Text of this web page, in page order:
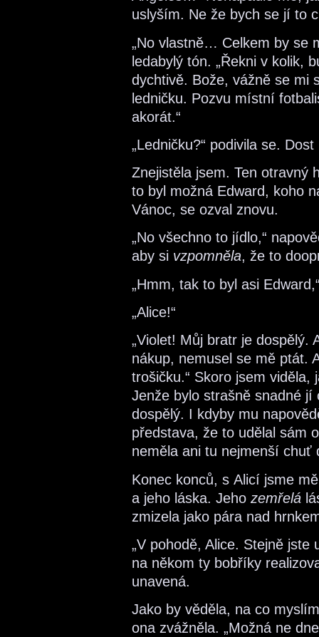
uslyším. Ne že bych se jí to
„No vlastně… Celkem by se
ledabylý tón. „Řekni v kolik,
dychtivě. Bože, vážně se mi
ledničku. Pozvu místní
akorát.“
„Ledničku?“ podivila se.
Znejistěla jsem. Ten otravný
to byl možná Edward, koho
Vánoc, se ozval znovu.
„No všechno to jídlo,“
aby si vzpomněla, že to
„Hmm, tak to byl asi
„Alice!“
„Violet! Můj bratr je dospělý.
nákup, nemusel se mě ptát.
trošičku.“ Skoro jsem
Jenže bylo strašně snadné
dospělý. I kdyby mu
představa, že to udělal sám
neměla ani tu nejmenší chuť
Konec konců, s Alicí jsme
a jeho láska. Jeho zemřelá
zmizela jako pára nad
„V pohodě, Alice. Stejně
na někom ty bobříky
unavená.
Jako by věděla, na co
ona zvážněla. „Možná ne